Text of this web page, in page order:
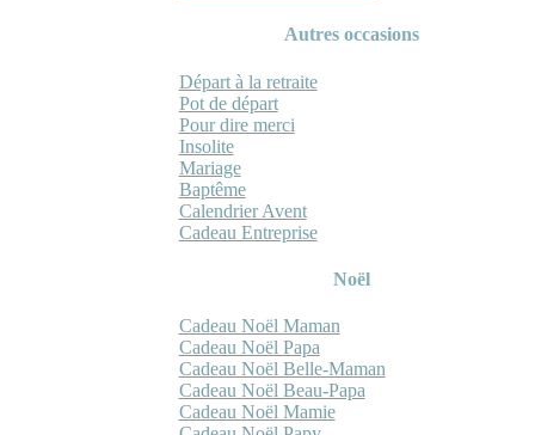
Autres occasions
Départ à la retraite
Pot de départ
Pour dire merci
Insolite
Mariage
Baptême
Calendrier Avent
Cadeau Entreprise
Noël
Cadeau Noël Maman
Cadeau Noël Papa
Cadeau Noël Belle-Maman
Cadeau Noël Beau-Papa
Cadeau Noël Mamie